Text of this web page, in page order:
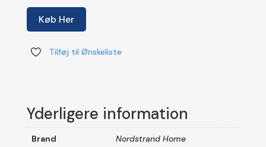
Køb Her
Tilføj til Ønskeliste
Yderligere information
Brand Nordstrand Home